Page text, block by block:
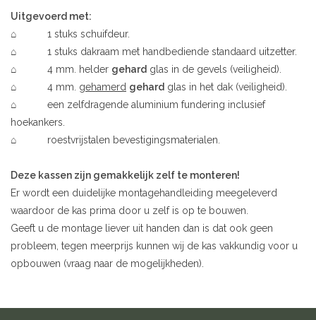
Uitgevoerd met:
⌂ 1 stuks schuifdeur.
⌂ 1 stuks dakraam met handbediende standaard uitzetter.
⌂ 4 mm. helder gehard glas in de gevels (veiligheid).
⌂ 4 mm. gehamerd gehard glas in het dak (veiligheid).
⌂ een zelfdragende aluminium fundering inclusief
hoekankers.
⌂ roestvrijstalen bevestigingsmaterialen.
Deze kassen zijn gemakkelijk zelf te monteren!
Er wordt een duidelijke montagehandleiding meegeleverd
waardoor de kas prima door u zelf is op te bouwen.
Geeft u de montage liever uit handen dan is dat ook geen
probleem, tegen meerprijs kunnen wij de kas vakkundig voor u
opbouwen (vraag naar de mogelijkheden).